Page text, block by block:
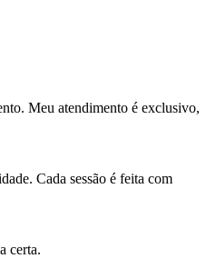
Meu atendimento é exclusivo,
Cada sessão é feita com
certa.